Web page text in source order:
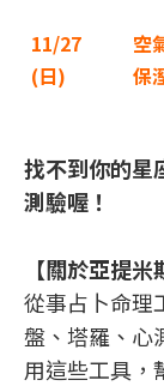
11/27
(日)
空
保
找不到你的星
測驗喔！
【關於亞提米
從事占卜命理
盤、塔羅、心
用這些工具，